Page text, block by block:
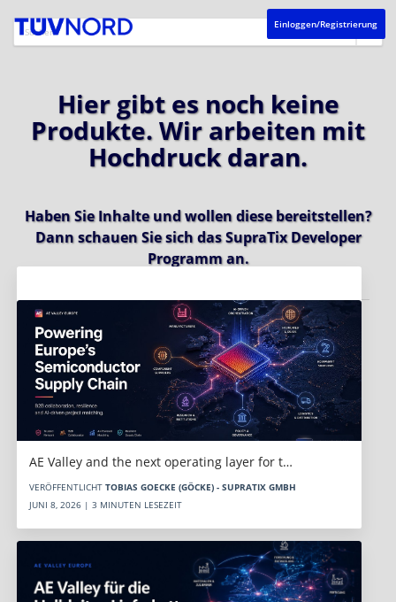
Einloggen/Registrierung
Hier gibt es noch keine
Produkte. Wir arbeiten mit
Hochdruck daran.
Haben Sie Inhalte und wollen diese bereitstellen?
Dann schauen Sie sich dasSupraTix Developer
Programman.
AE Valley and the next operating layer for t…
VERÖFFENTLICHT TOBIAS GOECKE (GÖCKE) - SUPRATIX GMBH
JUNI 8, 2026 | 3 MINUTEN LESEZEIT